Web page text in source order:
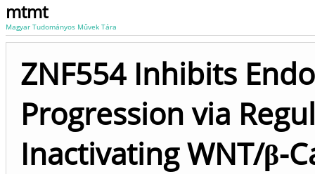
mtmt
Magyar Tudományos Művek Tára
ZNF554 Inhibits
Progression via
Inactivating WNT/β-